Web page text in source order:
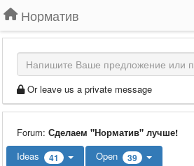
Норматив
Or leave us a private message
Forum: Сделаем "Норматив" лучше!
Ideas
41 Open 39